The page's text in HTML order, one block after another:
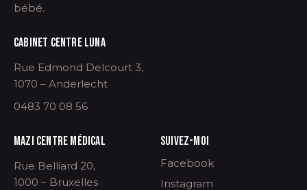
bébé.
CABINET CENTRE LUNA
Rue Edmond Delcourt 3,
1070 – Anderlecht
0483 70 08 56
MAZI CENTRE MÉDICAL
Rue Belliard 20,
1000 – Bruxelles
SUIVEZ-MOI
Facebook
Instagram